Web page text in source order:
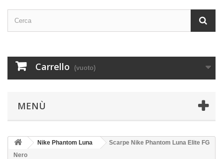
Carrello (vuoto)
MENÙ
Nike Phantom Luna
Scarpe Nike Phantom Luna Elite FG
Nero